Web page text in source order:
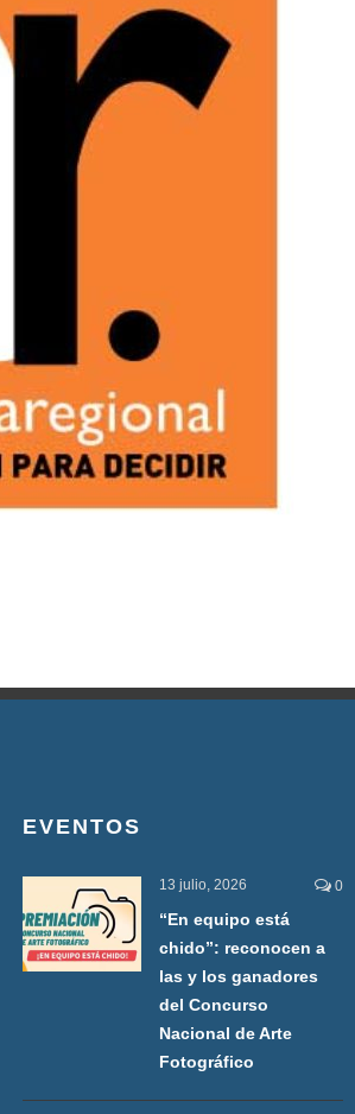
EVENTOS
13 julio, 2026 0
“En equipo está
chido”: reconocen a
las y los ganadores
del Concurso
Nacional de Arte
Fotográfico